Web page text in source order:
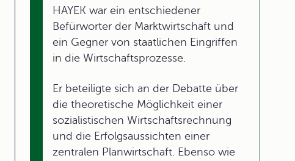
HAYEK war ein entschiedener
Befürworter der Marktwirtschaft und
ein Gegner von staatlichen Eingriffen
in die Wirtschaftsprozesse.
Er beteiligte sich an der Debatte über
die theoretische Möglichkeit einer
sozialistischen Wirtschaftsrechnung
und die Erfolgsaussichten einer
zentralen Planwirtschaft. Ebenso wie